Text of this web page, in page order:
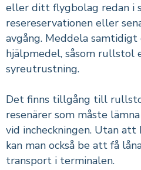
eller ditt flygbolag redan i
resereservationen eller
avgång. Meddela
hjälpmedel, såsom rullstol
syreutrustning.
Det finns tillgång till
resenärer som måste
vid incheckningen. Utan att
kan man också be att få
transport i terminalen.